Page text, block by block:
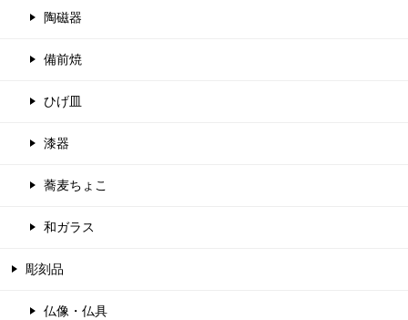
陶磁器
備前焼
ひげ皿
漆器
蕎麦ちょこ
和ガラス
彫刻品
仏像・仏具